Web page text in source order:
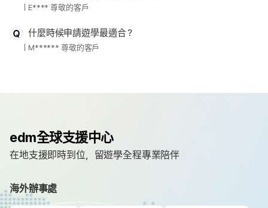
E**** 尊敬的客戶
什麼時候申請遊學最適合？
M****** 尊敬的客戶
edm全球支援中心
在地支援即時到位，留遊學全程專業陪伴
海外辦事處